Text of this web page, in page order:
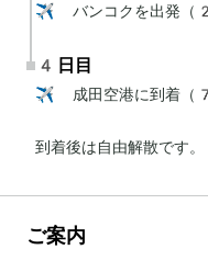
✈️ バンコクを出
4日目
✈️ 成田空港に到着
到着後は自由解散です。
ご案内